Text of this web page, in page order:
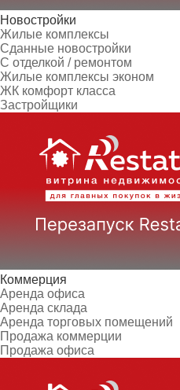
Новостройки
Жилые комплексы
Сданные новостройки
С отделкой / ремонтом
Жилые комплексы эконом
ЖК комфорт класса
Застройщики
Коммерция
Аренда офиса
Аренда склада
Аренда торговых помещений
Продажа коммерции
Продажа офиса